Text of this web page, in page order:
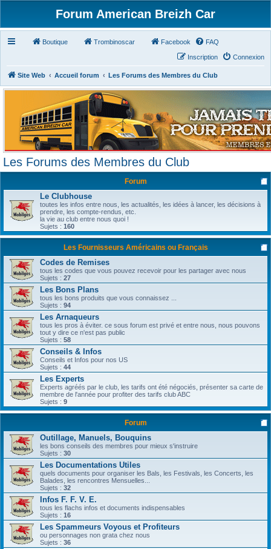
Forum American Breizh Car
Boutique Trombinoscar Facebook FAQ
Connexion
Inscription
Site Web Accueil forum Les Forums des Membres du Club
Les Forums des Membres du Club
Forum
Le Clubhouse
toutes les infos entre nous, les actualités, les idées à lancer, les décisions à
prendre, les compte-rendus, etc.
la vie au club entre nous quoi !
Sujets : 160
Les Fournisseurs Américains ou Français
Codes de Remises
tous les codes que vous pouvez recevoir pour les partager avec nous
Sujets : 27
Les Bons Plans
tous les bons produits que vous connaissez ...
Sujets : 94
Les Arnaqueurs
tous les pros à éviter. ce sous forum est privé et entre nous, nous pouvons
tout y dire ce n'est pas public
Sujets : 58
Conseils & Infos
Conseils et Infos pour nos US
Sujets : 44
Les Experts
Experts agréés par le club, les tarifs ont été négociés, présenter sa carte de
membre de l'année pour profiter des tarifs club ABC
Sujets : 9
Forum
Outillage, Manuels, Bouquins
les bons conseils des membres pour mieux s'instruire
Sujets : 30
Les Documentations Utiles
quels documents pour organiser les Bals, les Festivals, les Concerts, les
Balades, les rencontres Mensuelles...
Sujets : 32
Infos F. F. V. E.
tous les flachs infos et documents indispensables
Sujets : 16
Les Spammeurs Voyous et Profiteurs
ou personnages non grata chez nous
Sujets : 36